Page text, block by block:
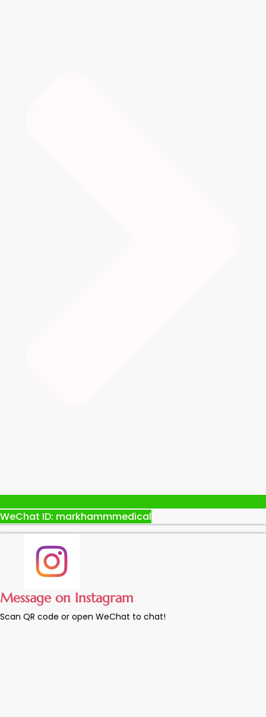
WeChat ID: markhammmedical
Message on Instagram
Scan QR code or open WeChat to chat!